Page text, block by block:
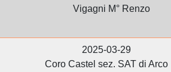
Vigagni M° Renzo
2025-03-29
Coro Castel sez. SAT di Arco